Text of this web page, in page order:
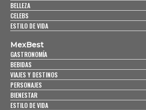
BELLEZA
CELEBS
ESTILO DE VIDA
MexBest
GASTRONOMÍA
BEBIDAS
VIAJES Y DESTINOS
PERSONAJES
BIENESTAR
ESTILO DE VIDA